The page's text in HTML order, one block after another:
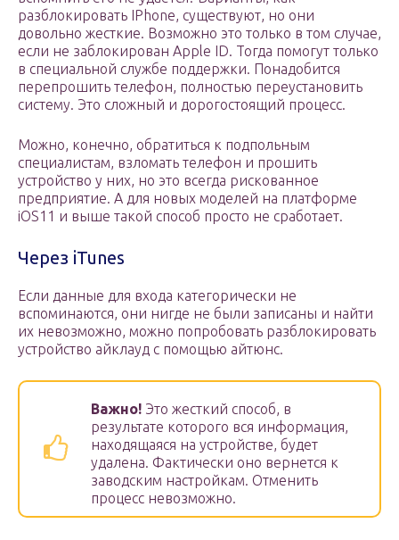
разблокировать IPhone, существуют, но они
довольно жесткие. Возможно это только в том случае,
если не заблокирован Apple ID. Тогда помогут только
в специальной службе поддержки. Понадобится
перепрошить телефон, полностью переустановить
систему. Это сложный и дорогостоящий процесс.
Можно, конечно, обратиться к подпольным
специалистам, взломать телефон и прошить
устройство у них, но это всегда рискованное
предприятие. А для новых моделей на платформе
iOS11 и выше такой способ просто не сработает.
Через iTunes
Если данные для входа категорически не
вспоминаются, они нигде не были записаны и найти
их невозможно, можно попробовать разблокировать
устройство айклауд с помощью айтюнс.
Важно! Это жесткий способ, в
результате которого вся информация,
находящаяся на устройстве, будет
удалена. Фактически оно вернется к
заводским настройкам. Отменить
процесс невозможно.